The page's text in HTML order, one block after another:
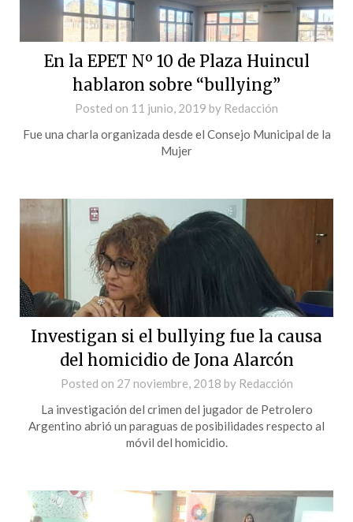
En la EPET Nº 10 de Plaza Huincul
hablaron sobre “bullying”
Posted on 11 junio, 2019 by Redacción
Fue una charla organizada desde el Consejo Municipal de la
Mujer
Investigan si el bullying fue la causa
del homicidio de Jona Alarcón
Posted on 27 noviembre, 2018 by Redacción
La investigación del crimen del jugador de Petrolero
Argentino abrió un paraguas de posibilidades respecto al
móvil del homicidio.